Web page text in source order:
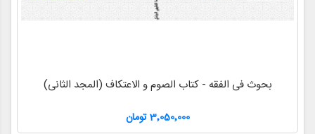
بحوث فی الفقه - کتاب الصوم و الاعتکاف (المجد الثانی)
3٬050٬000 تومان